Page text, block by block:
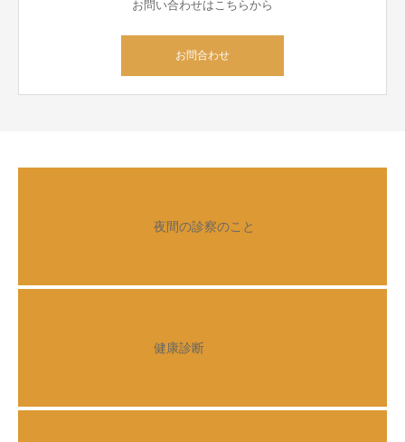
お問い合わせはこちらから
お問合わせ
夜間の診察のこと
健康診断